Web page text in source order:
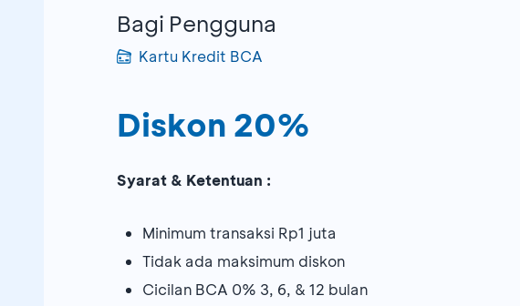
Bagi Pengguna
Kartu Kredit BCA
Diskon 20%
Syarat & Ketentuan :
Minimum transaksi Rp1 juta
Tidak ada maksimum diskon
Cicilan BCA 0% 3, 6, & 12 bulan